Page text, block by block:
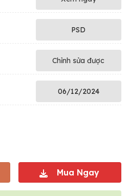
PSD
Chỉnh sửa được
06/12/2024
Mua Ngay